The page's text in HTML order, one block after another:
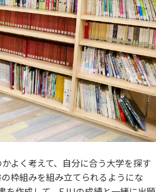
よく考えて、自分に合う大学を探す
枠組みを組み立てられるようにな